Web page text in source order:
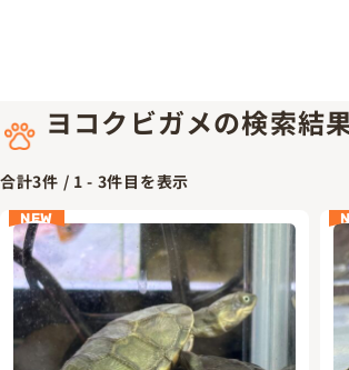
ヨコクビガメの検索結
合計3件 / 1 - 3件目を表示
NEW